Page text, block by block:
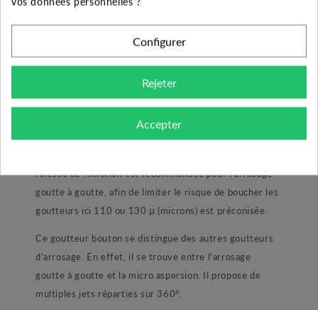
choix de débit propre à chaque goutteur vous permet
de fournir à vos plantes la quantité d'eau qu'elles
Ici, le goutteur STRIMON 360° propose un débit
réglable par simple rotation du chapeau de 0 à 100
litres par heure. Sa pression de service maximal est
finesse de filtration est recommandée pour l'arrosage
goutte à goutte, afin de limiter le risque de boucher les
goutteurs ici 110 ou 130 µ (microns) est préconisée.
Ce goutteur bouton se distingue des autres goutteurs
d'arrosage. En effet, il se trouve entre l'arrosage
goutte à goutte et la micro aspersion. Il propose de
multiples jets réparties sur 360°.
Configurer
Rejeter
Accepter